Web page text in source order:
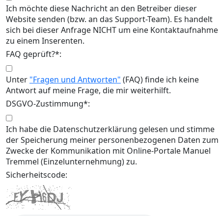
Ich möchte diese Nachricht an den Betreiber dieser
Website senden (bzw. an das Support-Team). Es handelt
sich bei dieser Anfrage NICHT um eine Kontaktaufnahme
zu einem Inserenten.
FAQ geprüft?*:
Unter "Fragen und Antworten" (FAQ) finde ich keine
Antwort auf meine Frage, die mir weiterhilft.
DSGVO-Zustimmung*:
Ich habe die Datenschutzerklärung gelesen und stimme
der Speicherung meiner personenbezogenen Daten zum
Zwecke der Kommunikation mit Online-Portale Manuel
Tremmel (Einzelunternehmung) zu.
Sicherheitscode: